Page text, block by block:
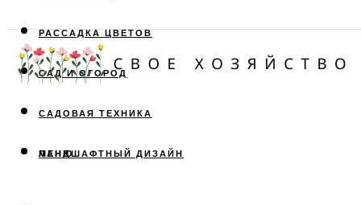
РАССАДКА ЦВЕТОВ
САД И ОГОРОД
САДОВАЯ ТЕХНИКА
ЛАНДШАФТНЫЙ ДИЗАЙН
МЕНЮ